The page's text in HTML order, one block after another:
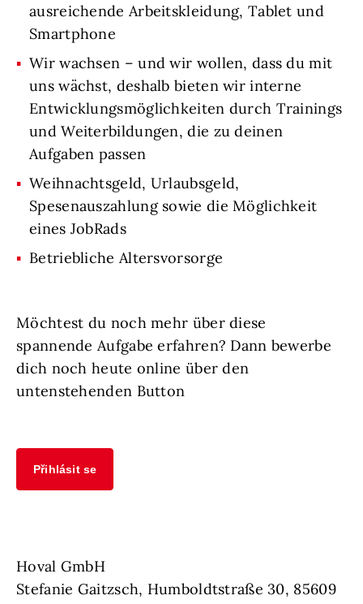
ausreichende Arbeitskleidung, Tablet und
Smartphone
Wir wachsen – und wir wollen, dass du mit
uns wächst, deshalb bieten wir interne
Entwicklungsmöglichkeiten durch Trainings
und Weiterbildungen, die zu deinen
Aufgaben passen
Weihnachtsgeld, Urlaubsgeld,
Spesenauszahlung sowie die Möglichkeit
eines JobRads
Betriebliche Altersvorsorge
Möchtest du noch mehr über diese
spannende Aufgabe erfahren? Dann bewerbe
dich noch heute online über den
untenstehenden Button
Přihlásit se
Hoval GmbH
Stefanie Gaitzsch, Humboldtstraße 30, 85609